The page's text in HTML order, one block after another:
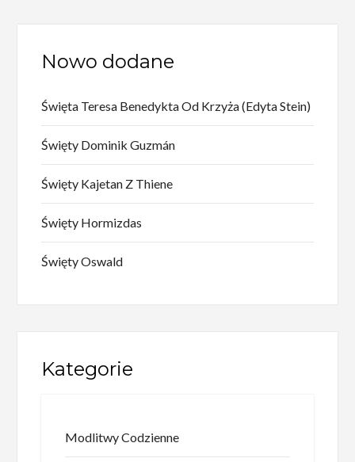
Nowo dodane
Święta Teresa Benedykta Od Krzyża (Edyta Stein)
Święty Dominik Guzmán
Święty Kajetan Z Thiene
Święty Hormizdas
Święty Oswald
Kategorie
Modlitwy Codzienne